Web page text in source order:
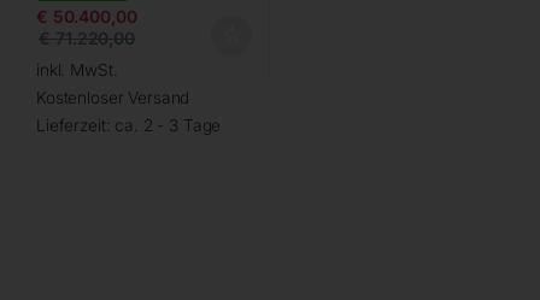
€ 50.400,00
€71.220,00
inkl. MwSt.
Kostenloser Versand
Lieferzeit: ca. 2 - 3 Tage